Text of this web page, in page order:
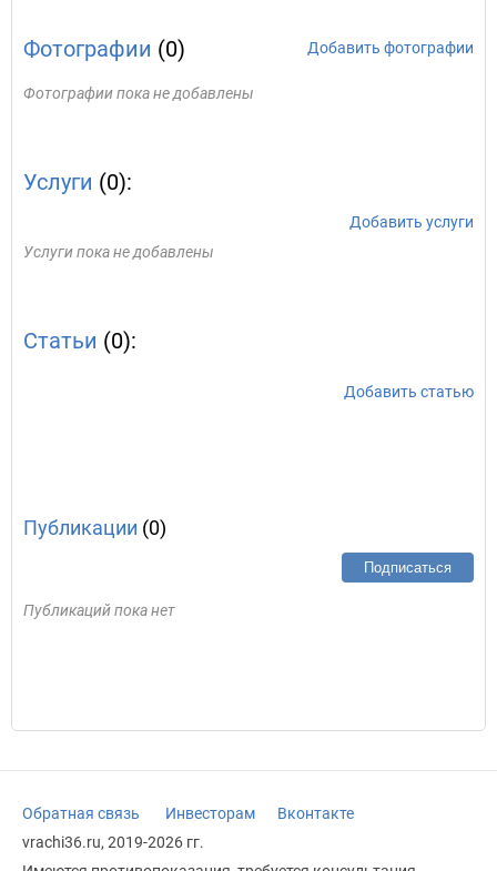
Фотографии (0) Добавить фотографии
Фотографии пока не добавлены
Услуги (0):
Добавить услуги
Услуги пока не добавлены
Статьи (0):
Добавить статью
Публикации (0)
Подписаться
Публикаций пока нет
Обратная связь Инвесторам
Вконтакте
vrachi36.ru, 2019-2026 гг.